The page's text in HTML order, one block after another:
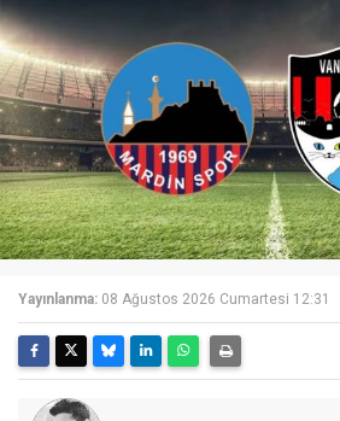
Yayınlanma: 08 Ağustos 2026 Cumartesi 12:31